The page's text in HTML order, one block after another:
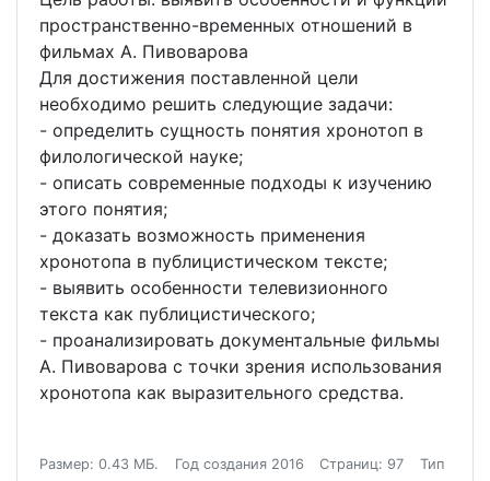
пространственно-временных отношений в
фильмах А. Пивоварова
Для достижения поставленной цели
необходимо решить следующие задачи:
- определить сущность понятия хронотоп в
филологической науке;
- описать современные подходы к изучению
этого понятия;
- доказать возможность применения
хронотопа в публицистическом тексте;
- выявить особенности телевизионного
текста как публицистического;
- проанализировать документальные фильмы
А. Пивоварова с точки зрения использования
хронотопа как выразительного средства.
Размер: 0.43 МБ. Год создания 2016 Страниц: 97
Тип